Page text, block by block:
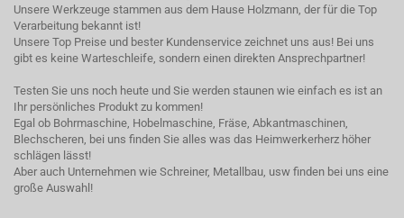
Unsere Werkzeuge stammen aus dem Hause Holzmann, der für die Top
Verarbeitung bekannt ist!
Unsere Top Preise und bester Kundenservice zeichnet uns aus! Bei uns
gibt es keine Warteschleife, sondern einen direkten Ansprechpartner!
Testen Sie uns noch heute und Sie werden staunen wie einfach es ist an
Ihr persönliches Produkt zu kommen!
Egal ob Bohrmaschine, Hobelmaschine, Fräse, Abkantmaschinen,
Blechscheren, bei uns finden Sie alles was das Heimwerkerherz höher
schlägen lässt!
Aber auch Unternehmen wie Schreiner, Metallbau, usw finden bei uns eine
große Auswahl!